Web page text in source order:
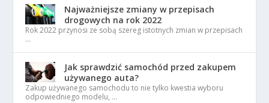
Najważniejsze zmiany w przepisach
drogowych na rok 2022
Rok 2022 przynosi ze sobą szereg istotnych zmian w przepisach
…
Jak sprawdzić samochód przed zakupem
używanego auta?
Zakup używanego samochodu to nie tylko kwestia wyboru
odpowiedniego modelu, …